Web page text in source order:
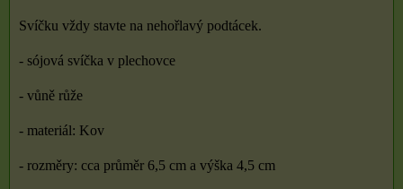
Svíčku vždy stavte na nehořlavý podtácek.
- sójová svíčka v plechovce
- vůně růže
- materiál: Kov
- rozměry: cca průměr 6,5 cm a výška 4,5 cm